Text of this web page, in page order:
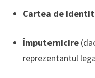
Cartea de
Împuternicire
reprezentantul